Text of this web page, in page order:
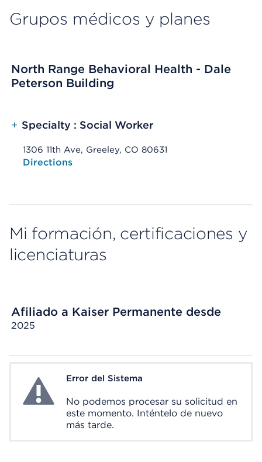
Grupos médicos y planes
North Range Behavioral Health - Dale
Peterson Building
+ Specialty : Social Worker
1306 11th Ave, Greeley, CO 80631
Opens native map application on mobile devices
Directions
Mi formación, certificaciones y
licenciaturas
Afiliado a Kaiser Permanente desde
2025
System ErrorError del Sistema
No podemos procesar su solicitud en
este momento. Inténtelo de nuevo
más tarde.